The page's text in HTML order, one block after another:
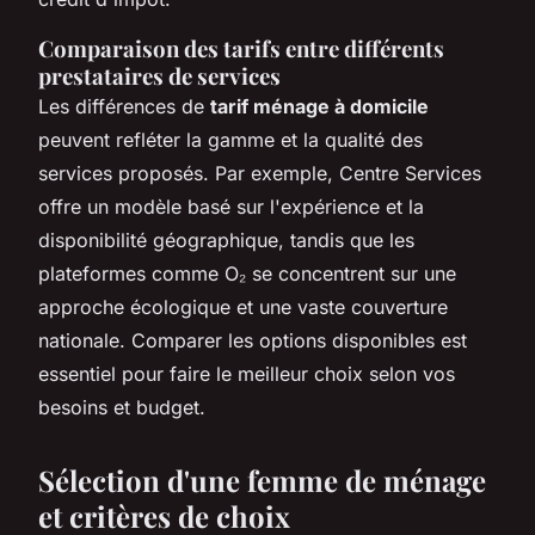
Comparaison des tarifs entre différents
prestataires de services
Les différences de tarif ménage à domicile
peuvent refléter la gamme et la qualité des
services proposés. Par exemple, Centre Services
offre un modèle basé sur l'expérience et la
disponibilité géographique, tandis que les
plateformes comme O₂ se concentrent sur une
approche écologique et une vaste couverture
nationale. Comparer les options disponibles est
essentiel pour faire le meilleur choix selon vos
besoins et budget.
Sélection d'une femme de ménage
et critères de choix